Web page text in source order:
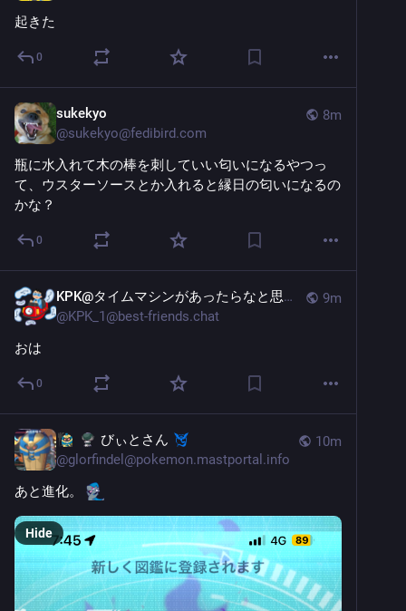
起きた
0
8m
sukekyo
@sukekyo@fedibird.com
瓶に水入れて木の棒を刺していい匂いになるやつっ
て、ウスターソースとか入れると縁日の匂いになるの
かな？
0
9m
KPK@タイムマシンがあったらなと思う日々
@KPK_1@best-friends.chat
おは
0
10m
びぃとさん
@glorfindel@pokemon.mastportal.info
あと進化。
Hide